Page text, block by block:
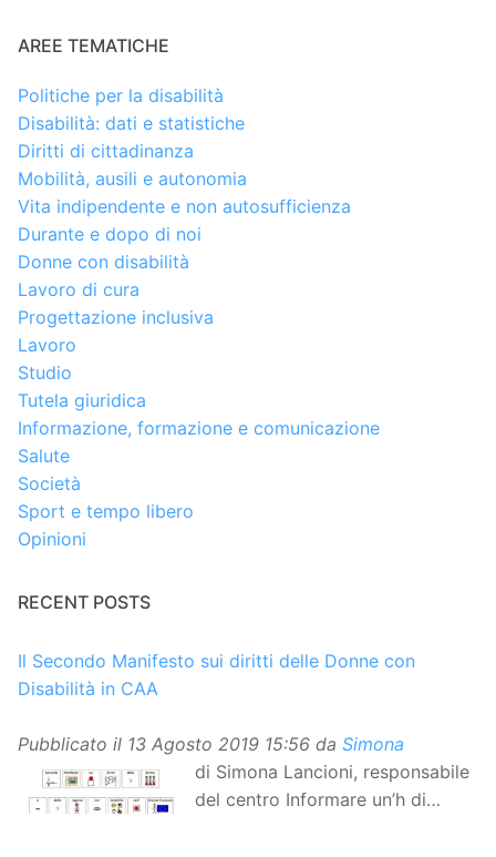
AREE TEMATICHE
Politiche per la disabilità
Disabilità: dati e statistiche
Diritti di cittadinanza
Mobilità, ausili e autonomia
Vita indipendente e non autosufficienza
Durante e dopo di noi
Donne con disabilità
Lavoro di cura
Progettazione inclusiva
Lavoro
Studio
Tutela giuridica
Informazione, formazione e comunicazione
Salute
Società
Sport e tempo libero
Opinioni
RECENT POSTS
Il Secondo Manifesto sui diritti delle Donne con
Disabilità in CAA
Pubblicato il 13 Agosto 2019 15:56 da Simona
di Simona Lancioni, responsabile
del centro Informare un’h di